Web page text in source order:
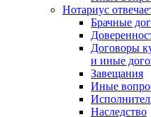
Нотариус
Брачные
Договоры
и иные
Завещания
Иные
Наследство